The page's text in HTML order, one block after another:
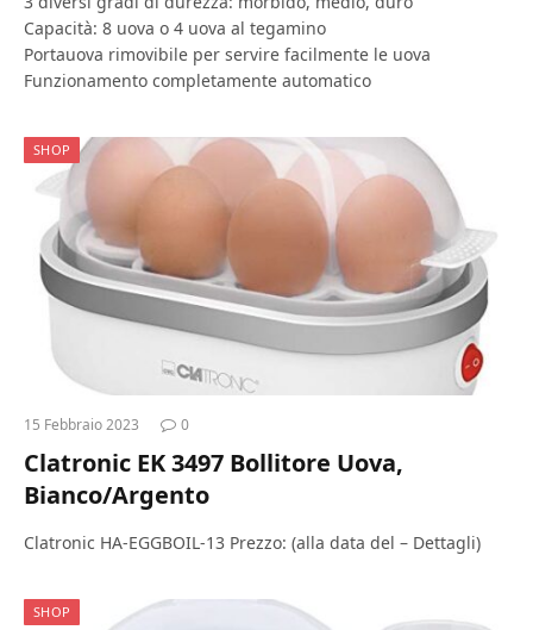
Capacità: 8 uova o 4 uova al tegamino
Portauova rimovibile per servire facilmente le uova
Funzionamento completamente automatico
SHOP
15 Febbraio 2023 0
Clatronic EK 3497 Bollitore Uova,
Bianco/Argento
Clatronic HA-EGGBOIL-13 Prezzo: (alla data del – Dettagli)
SHOP